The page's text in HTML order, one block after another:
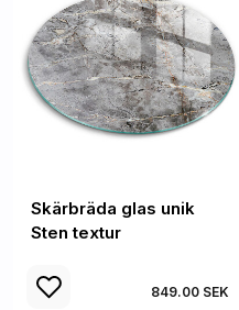
Skärbräda glas unik
Sten textur
849.00 SEK